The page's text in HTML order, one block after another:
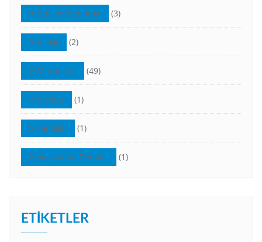
Dua ve Tapınma (3)
Kilise (2)
Makaleler (49)
Medya (1)
Tanıklık (1)
Vaazlar ve Dersler (1)
ETIKETLER